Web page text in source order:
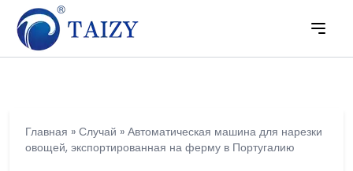
Главная » Случай » Автоматическая машина для нарезки
овощей, экспортированная на ферму в Португалию